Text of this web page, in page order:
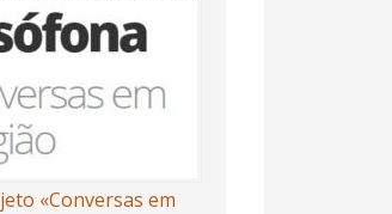
«Conversas em